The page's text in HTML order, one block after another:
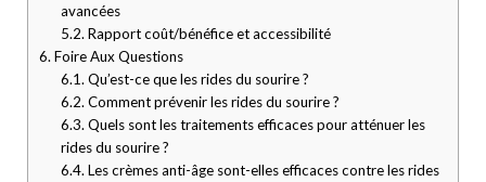
avancées
5.2. Rapport coût/bénéfice et accessibilité
6. Foire Aux Questions
6.1. Qu’est-ce que les rides du sourire ?
6.2. Comment prévenir les rides du sourire ?
6.3. Quels sont les traitements efficaces pour atténuer les
rides du sourire ?
6.4. Les crèmes anti-âge sont-elles efficaces contre les rides